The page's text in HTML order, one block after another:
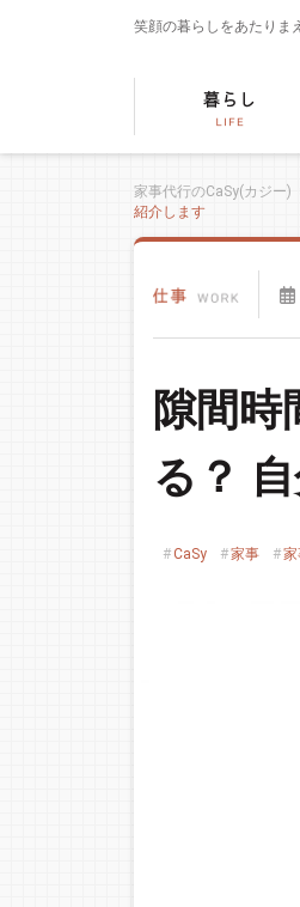
笑顔の暮らしをあたりま
家事代行のCaSy(カジー)
紹介します
隙間
る？
CaSy 家事